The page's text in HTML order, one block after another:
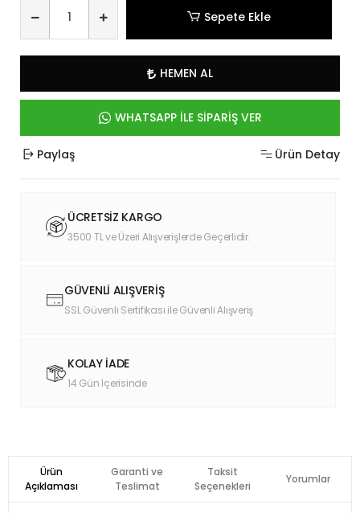
Sepete Ekle
HEMEN AL
WHATSAPP İLE SİPARİŞ VER
Paylaş Ürün Detay
ÜCRETSİZ KARGO
3500 TL ve Üzeri Alışverişlerde Geçerlidir.
GÜVENLİ ALIŞVERİŞ
SSL Güvenli Sertifikası ile Güvenli Alışveriş
KOLAY İADE
14 Gün İçerisinde
Ürün
Açıklaması
Garanti ve
Teslimat
Taksit
Seçenekleri
Yorumlar